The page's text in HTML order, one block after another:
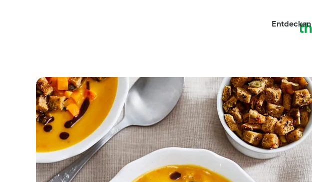
Entdecken